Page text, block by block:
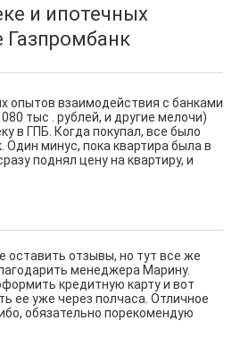
и ипотечных
Газпромбанк
опытов взаимодействия с банками
тыс . рублей, и другие мелочи)
в ГПБ. Когда покупал, все было
Один минус, пока квартира была в
поднял цену на квартиру, и
оставить отзывы, но тут все же
менеджера Марину.
кредитную карту и вот
ее уже через полчаса. Отличное
обязательно порекомендую